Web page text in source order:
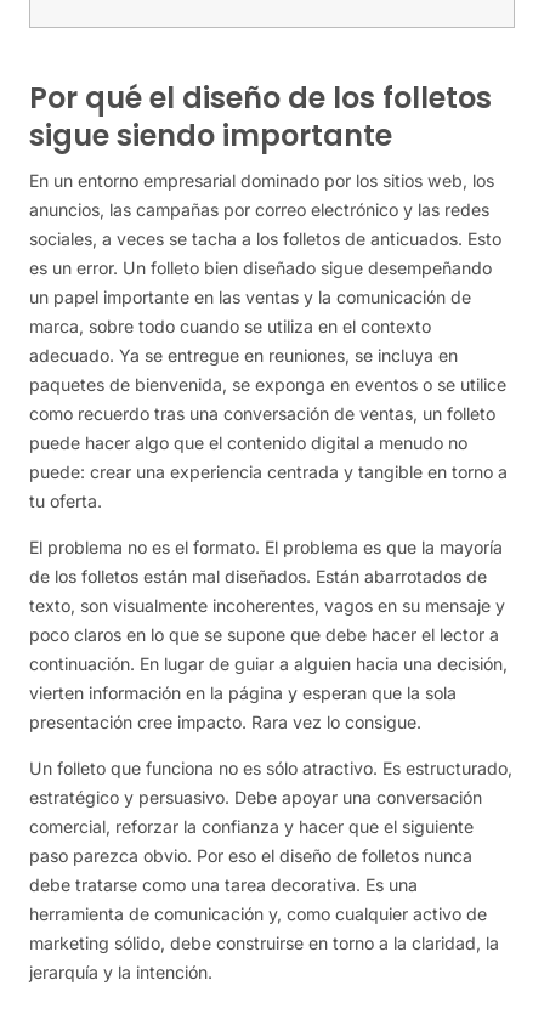
Por qué el diseño de los folletos
sigue siendo importante
En un entorno empresarial dominado por los sitios web, los
anuncios, las campañas por correo electrónico y las redes
sociales, a veces se tacha a los folletos de anticuados. Esto
es un error. Un folleto bien diseñado sigue desempeñando
un papel importante en las ventas y la comunicación de
marca, sobre todo cuando se utiliza en el contexto
adecuado. Ya se entregue en reuniones, se incluya en
paquetes de bienvenida, se exponga en eventos o se utilice
como recuerdo tras una conversación de ventas, un folleto
puede hacer algo que el contenido digital a menudo no
puede: crear una experiencia centrada y tangible en torno a
tu oferta.
El problema no es el formato. El problema es que la mayoría
de los folletos están mal diseñados. Están abarrotados de
texto, son visualmente incoherentes, vagos en su mensaje y
poco claros en lo que se supone que debe hacer el lector a
continuación. En lugar de guiar a alguien hacia una decisión,
vierten información en la página y esperan que la sola
presentación cree impacto. Rara vez lo consigue.
Un folleto que funciona no es sólo atractivo. Es estructurado,
estratégico y persuasivo. Debe apoyar una conversación
comercial, reforzar la confianza y hacer que el siguiente
paso parezca obvio. Por eso el diseño de folletos nunca
debe tratarse como una tarea decorativa. Es una
herramienta de comunicación y, como cualquier activo de
marketing sólido, debe construirse en torno a la claridad, la
jerarquía y la intención.